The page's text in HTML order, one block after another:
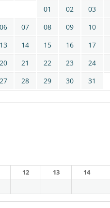
01 02 03
06 07 08 09 10
13 14 15 16 17
20 21 22 23 24
27 28 29 30 31
12 13 14